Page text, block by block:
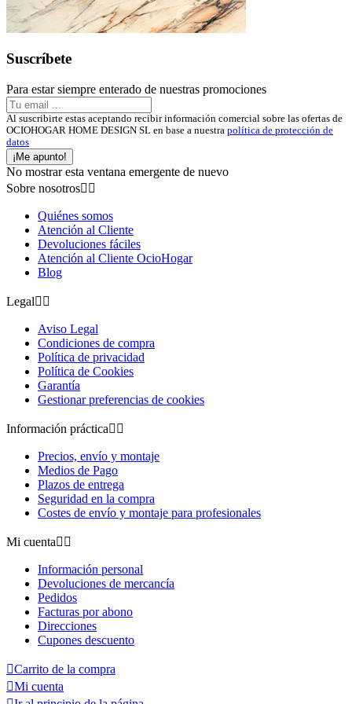
Suscríbete
Para estar siempre enterado de nuestras promociones
Al suscribirte estas aceptando recibir información comercial sobre las ofertas de
OCIOHOGAR HOME DESIGN SL en base a nuestra política de protección de
datos
¡Me apunto!
No mostrar esta ventana emergente de nuevo
Sobre nosotros 
Quiénes somos
Atención al Cliente
Devoluciones fáciles
Atención al Cliente OcioHogar
Blog
Legal 
Aviso Legal
Condiciones de compra
Política de privacidad
Política de Cookies
Garantía
Gestionar preferencias de cookies
Información práctica 
Precios, envío y montaje
Medios de Pago
Plazos de entrega
Seguridad en la compra
Costes de envío y montaje para profesionales
Mi cuenta 
Información personal
Devoluciones de mercancía
Pedidos
Facturas por abono
Direcciones
Cupones descuento
Carrito de la compra
Mi cuenta